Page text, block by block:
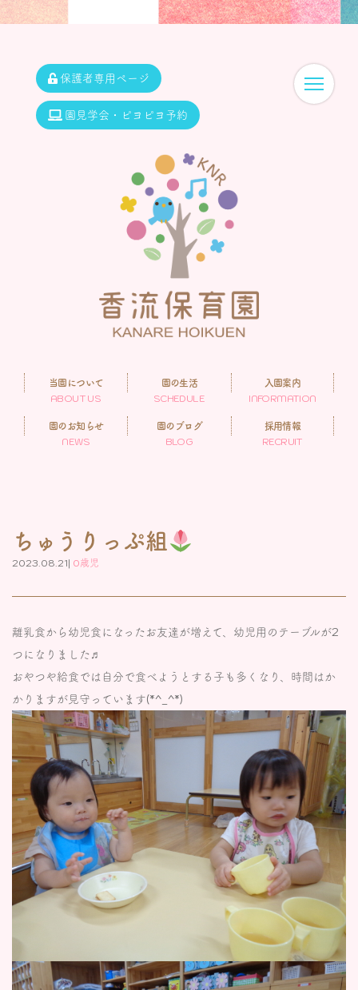
保護者専用ページ
園見学会・ピヨピヨ予約
当園について
ABOUT US
園の生活
SCHEDULE
入園案内
INFORMATION
園のお知らせ
NEWS
園のブログ
BLOG
採用情報
RECRUIT
ちゅうりっぷ組
2023.08.21| 0歳児
離乳食から幼児食になったお友達が増えて、幼児用のテーブルが2
つになりました♬
おやつや給食では自分で食べようとする子も多くなり、時間はか
かりますが見守っています(*^_^*)